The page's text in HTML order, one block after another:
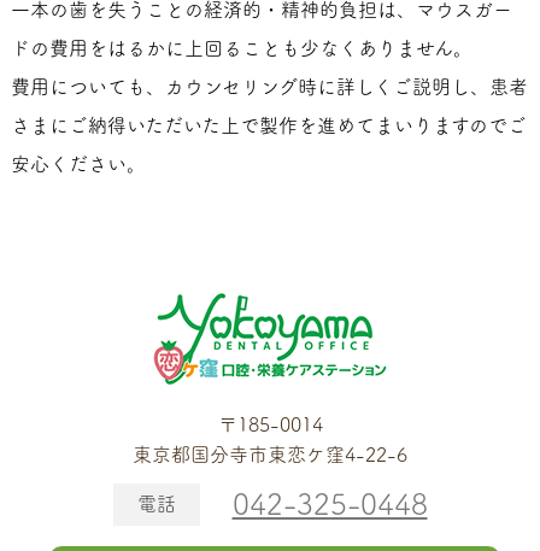
一本の歯を失うことの経済的・精神的負担は、マウスガー
ドの費用をはるかに上回ることも少なくありません。
費用についても、カウンセリング時に詳しくご説明し、患者
さまにご納得いただいた上で製作を進めてまいりますのでご
安心ください。
〒185-0014
東京都国分寺市東恋ケ窪4-22-6
電話 042-325-0448